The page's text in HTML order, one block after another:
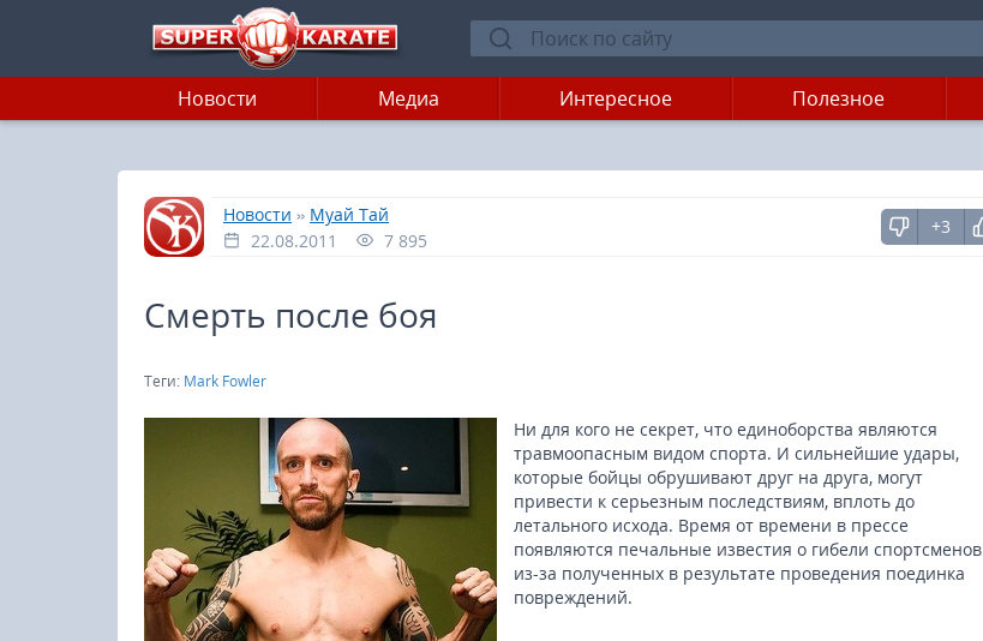
Новости Медиа Интересное Полезное
Главная
»
Новости » Муай Тай
22.08.2011
7 895
+3
Смерть после боя
Теги: Mark Fowler
Ни для кого не секрет, что единоборства являются
травмоопасным видом спорта. И сильнейшие удары,
которые бойцы обрушивают друг на друга, могут
привести к серьезным последствиям, вплоть до
летального исхода. Время от времени в прессе
появляются печальные известия о гибели спортсменов
из-за полученных в результате проведения поединка
повреждений.